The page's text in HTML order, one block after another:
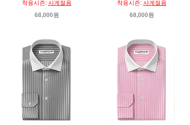
착용시즌: 사계절용
68,000원
착용시즌: 사계절용
68,000원